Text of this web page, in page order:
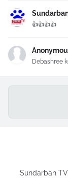
👍👍👍👍
Debashree
Sundarban